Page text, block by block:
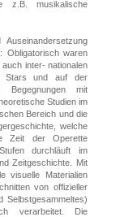
z.B. musikalische
Obligatorisch waren
inter- nationalen
Stars und auf der
Begegnungen mit
Studien im
Bereich und die
welche
Zeit der Operette
durchläuft im
Zeitgeschichte. Mit
visuelle Materialien
von offizieller
verarbeitet. Die